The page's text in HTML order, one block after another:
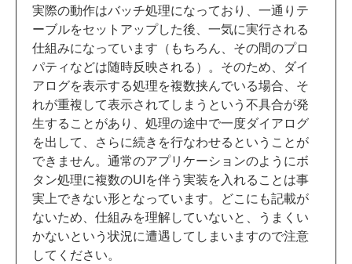
実際の動作はバッチ処理になっており、一通りテ
ーブルをセットアップした後、一気に実行される
仕組みになっています（もちろん、その間のプロ
パティなどは随時反映される）。そのため、ダイ
アログを表示する処理を複数挟んでいる場合、そ
れが重複して表示されてしまうという不具合が発
生することがあり、処理の途中で一度ダイアログ
を出して、さらに続きを行なわせるということが
できません。通常のアプリケーションのようにボ
タン処理に複数のUIを伴う実装を入れることは事
実上できない形となっています。どこにも記載が
ないため、仕組みを理解していないと、うまくい
かないという状況に遭遇してしまいますので注意
してください。